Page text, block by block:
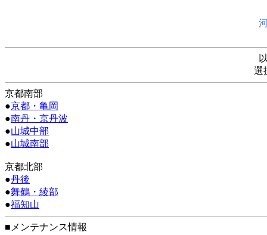
選
京都南部
●京都・亀岡
●南丹・京丹波
●山城中部
●山城南部
京都北部
●丹後
●舞鶴・綾部
●福知山
■メンテナンス情報